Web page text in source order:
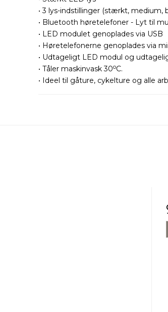
• 3 lys-indstillinger (stærkt, medium,
• Bluetooth høretelefoner - Lyt til
• LED modulet genoplades via USB
• Høretelefonerne genoplades via
• Udtageligt LED modul og
• Tåler maskinvask 30oC.
• Ideel til gåture, cykelture og alle